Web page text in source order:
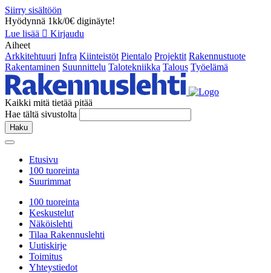
Siirry sisältöön
Hyödynnä 1kk/0€ diginäyte!
Lue lisää
Kirjaudu
Aiheet
Arkkitehtuuri Infra Kiinteistöt Pientalo Projektit Rakennustuote
Rakentaminen Suunnittelu Talotekniikka Talous Työelämä
Kaikki mitä tietää pitää
Hae tältä sivustolta
Haku
Etusivu
100 tuoreinta
Suurimmat
100 tuoreinta
Keskustelut
Näköislehti
Tilaa Rakennuslehti
Uutiskirje
Toimitus
Yhteystiedot